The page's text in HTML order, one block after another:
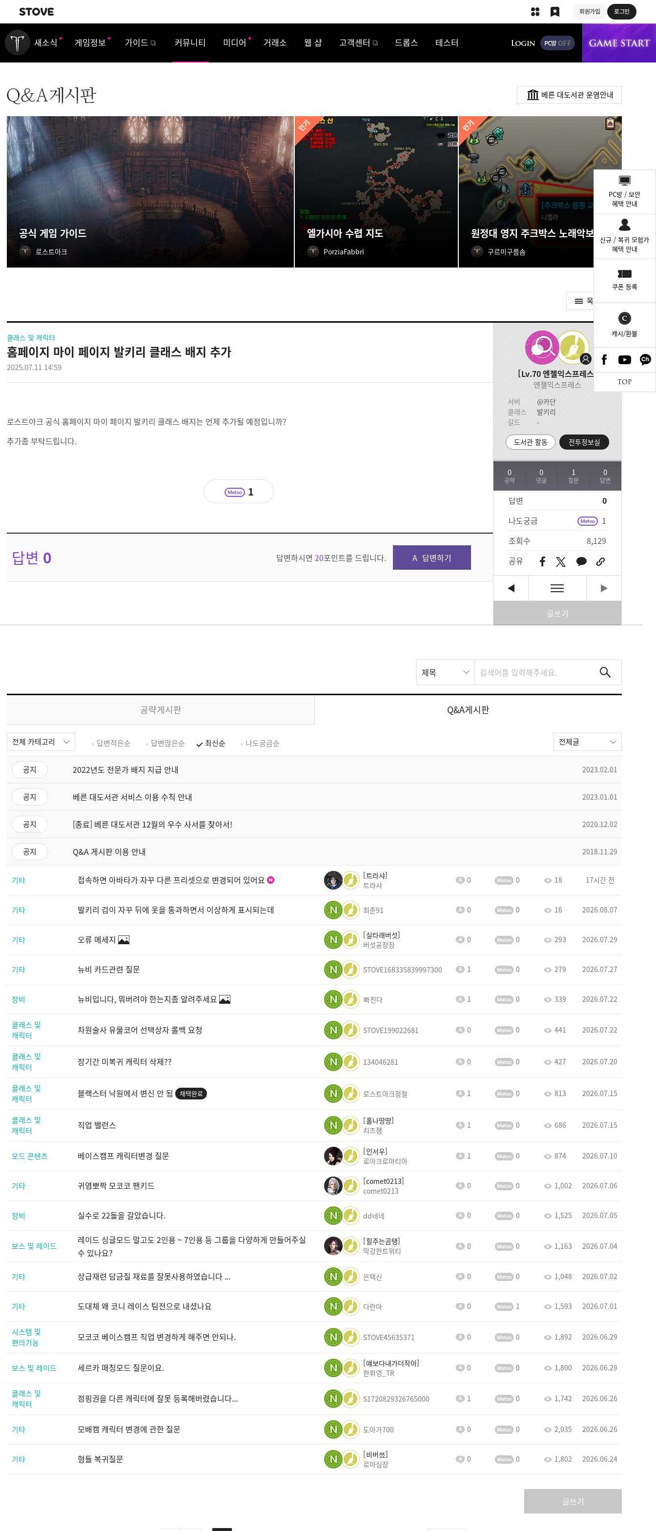
회원가입 로그인
내비게이션
새소식 게임정보 가이드 커뮤니티 미디어 거래소 웹 샵 고객센터 드롭스 테스터
베른 대도서관 운영안내
공식 게임 가이드
로스트아크
엘가시아 수렵 지도
PorziaFabbri
원정대 영지 주크박스 노래악보 획득처
구르미구름솜
목록가기
클래스 및 캐릭터
홈페이지 마이 페이지 발키리 클래스 배지 추가
2025.07.11 14:59
Lv.70엔젤익스프레스
엔젤익스프레스
서버
@카단
클래스
발키리
길드
-
도서관 활동 전투정보실
공략
0
댓글
0
질문
1
답변
0
답변
0
나도궁금
1
조회수
8,129
공유
글쓰기
로스트아크 공식 홈페이지 마이 페이지 발키리 클래스 배지는 언제 추가될 예정입니까?
추가좀 부탁드립니다.
1
답변 0 답변하시면 20포인트를 드립니다. 답변하기
스
트
제목
공략게시판 Q&A게시판
전체 카테고리 답변적은순 답변많은순 최신순 나도궁금순 전체글
공지 2022년도 전문가 배지 지급 안내 2023.02.01
공지 베른 대도서관 서비스 이용 수칙 안내 2023.01.01
공지 [종료] 베른 대도서관 12월의 우수 사서를 찾아서! 2020.12.02
공지 Q&A 게시판 이용 안내 2018.11.29
기타 접속하면 아바타가 자꾸 다른 프리셋으로 변경되어 있어요
트라샤
트라샤
0 0 18 17시간 전
기타 발키리 검이 자꾸 뒤에 옷을 통과하면서 이상하게 표시되는데 최준91 0 0 16 2026.08.07
기타 오류 메세지
실타래버섯
버섯공장장
0 0 293 2026.07.29
기타 뉴비 카드관련 질문 STOVE168335839997300 1 0 279 2026.07.27
장비 뉴비입니다, 뭐버려야 한는지좀 알려주세요 뽝친다 1 0 339 2026.07.22
클래스 및
캐릭터
차원술사 유물코어 선택상자 롤백 요청 STOVE199022681 0 0 441 2026.07.22
클래스 및
캐릭터
장기간 미복귀 캐릭터 삭제?? 134046281 0 0 427 2026.07.20
클래스 및
캐릭터
블랙스터 낙원에서 변신 안 됨 채택완료 로스트아크정철 1 0 813 2026.07.15
클래스 및
캐릭터
직업 밸런스
홀나땅땅
치즈잼
1 0 686 2026.07.15
모드 콘텐츠 베이스캠프 캐릭터변경 질문
인서우
로아크로아티아
1 0 874 2026.07.10
기타 귀염뽀짝 모코코 팬키드
comet0213
comet0213
0 0 1,002 2026.07.06
장비 실수로 22돌을 갈았습니다. dd네네 0 0 1,525 2026.07.05
보스 및 레이드
레이드 싱글모드 말고도 2인용 ~ 7인용 등 그룹을 다양하게 만들어주실
수 있나요?
힐주는곰탱
막강한트위티
0 0 1,163 2026.07.04
기타 상급재련 담금질 재료를 잘못사용하였습니다 ... 은택신 0 0 1,048 2026.07.02
기타 도대체 왜 코니 레이스 팀전으로 내셨나요 다란마 0 1 1,593 2026.07.01
시스템 및
편의기능
모코코 베이스캠프 직업 변경하게 해주면 안되나. STOVE45635371 0 0 1,892 2026.06.29
보스 및 레이드 세르카 매칭모드 질문이요.
얘보다내가더작아
한휘영_TR
0 0 1,800 2026.06.29
클래스 및
캐릭터
점핑권을 다른 캐릭터에 잘못 등록해버렸습니다... S1720829326765000 1 0 1,742 2026.06.26
기타 모배캠 캐릭터 변경에 관한 질문 도아가700 0 0 2,035 2026.06.26
기타 형들 복귀질문
비버쬬
로아심장
0 0 1,802 2026.06.24
글쓰기
PC방 / 보안
혜택 안내
신규 / 복귀 모험가
혜택 안내
쿠폰 등록
캐시/환불
TOP